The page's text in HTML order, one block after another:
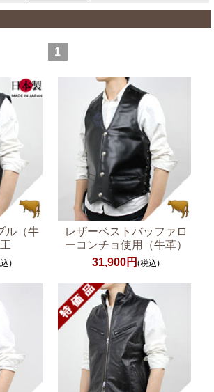
1
ル（牛
)
レザーベストバッファロ
ーコンチョ使用（牛革）
31,900円(税込)